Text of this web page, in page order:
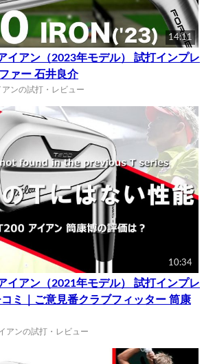
14:11
イアン（2023年モデル） 試打インプレ
ァー 石井良介
アンの試打・レビュー
10:34
イアン（2021年モデル） 試打インプレ
ミ｜ご意見番クラブフィッター 筒康
アンの試打・レビュー